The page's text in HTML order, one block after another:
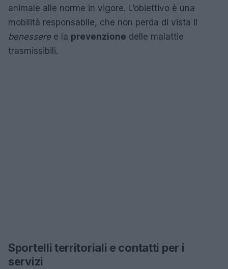
animale alle norme in vigore. L’obiettivo è una
mobilità responsabile, che non perda di vista il
benesseree la prevenzione delle malattie
trasmissibili.
Sportelli territoriali e contatti per i
servizi